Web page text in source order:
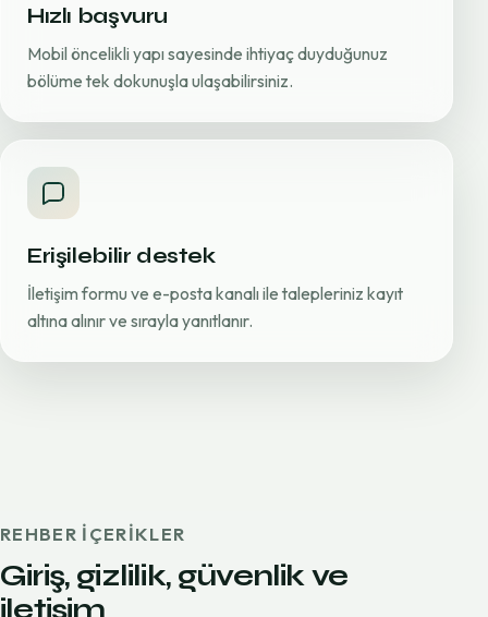
Hızlı başvuru
Mobil öncelikli yapı sayesinde ihtiyaç duyduğunuz
bölüme tek dokunuşla ulaşabilirsiniz.
Erişilebilir destek
İletişim formu ve e-posta kanalı ile talepleriniz kayıt
altına alınır ve sırayla yanıtlanır.
REHBER IÇERIKLER
Giriş, gizlilik, güvenlik ve
iletişim